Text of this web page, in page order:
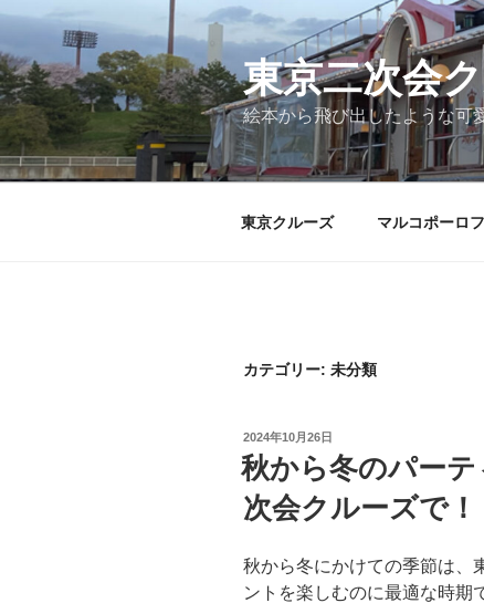
コ
テ
ン
ツ
へ
ス
東京二次会
絵本から飛び出したような可
東京クルーズ マルコポーロ
カテゴリー: 未分類
投
稿
日:
2024年10月26日
秋から冬のパー
次会クルーズで！
秋から冬にかけての季節は、
ントを楽しむのに最適な時期